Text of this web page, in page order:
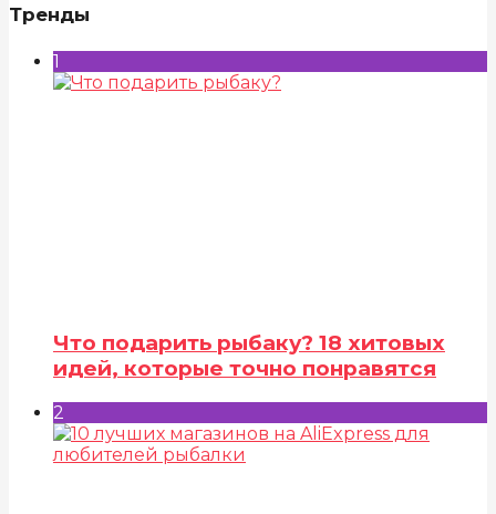
Тренды
1
Что подарить рыбаку? 18 хитовых
идей, которые точно понравятся
2